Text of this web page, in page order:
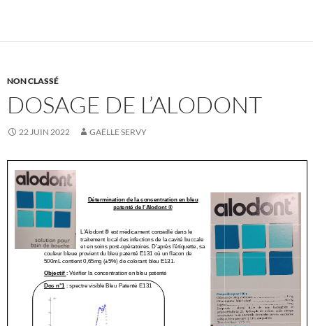
NON CLASSÉ
DOSAGE DE L’ALODONT
22 JUIN 2022 GAËLLE SERVY